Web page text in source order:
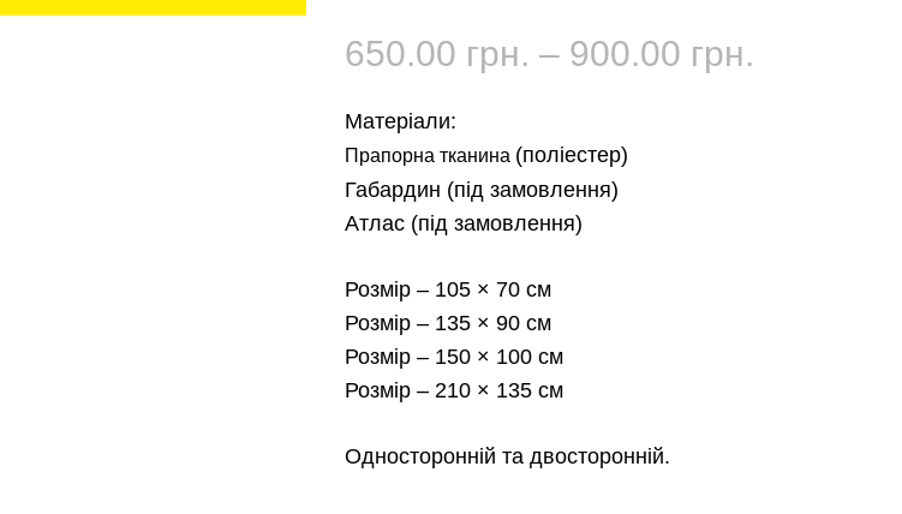
650.00 грн. – 900.00 грн.
Матеріали:
Прапорна тканина (поліестер)
Габардин (під замовлення)
Атлас (під замовлення)
Розмір – 105 × 70 см
Розмір – 135 × 90 см
Розмір – 150 × 100 см
Розмір – 210 × 135 см
Односторонній та двосторонній.